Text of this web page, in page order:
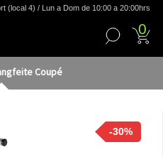
(local 4) / Lun a Dom de 10:00 a 20:00hrs
0
Coupé
-30%